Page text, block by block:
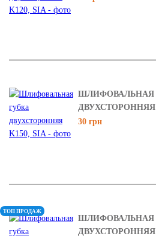
ШЛИФОВАЛЬНАЯ
ДВУХСТОРОННЯЯ
30 грн
ШЛИФОВАЛЬНАЯ
ДВУХСТОРОННЯЯ
ТОП ПРОДАЖ